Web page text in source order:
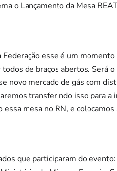
o Lançamento da Mesa
Federação esse é um
de braços abertos. Será
novo mercado de gás com
transferindo isso para
essa mesa no RN, e
que participaram do